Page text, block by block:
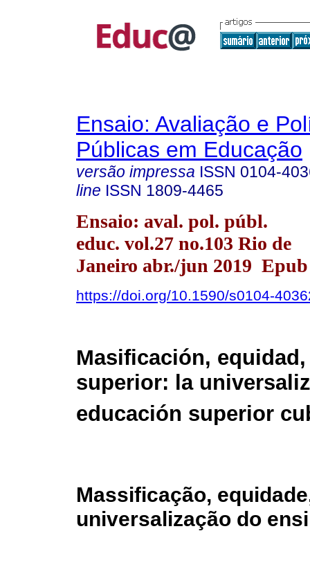
Ensaio: Avaliação e
Públicas em Educação
versão impressa ISSN 0104-
line ISSN 1809-4465
Ensaio: aval. pol. públ.
educ. vol.27 no.103 Rio de
Janeiro abr./jun 2019
https://doi.org/10.1590/s0104-
Masificación,
superior: la
educación superior
Massificação,
universalização do